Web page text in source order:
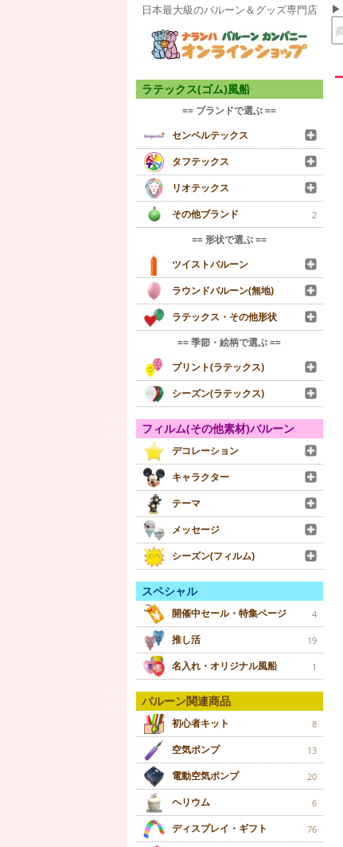
日本最大級のバルーン＆グッズ専門店
ラテックス(ゴム)風船
== ブランドで選ぶ ==
センペルテックス
タフテックス
リオテックス
その他ブランド
2
== 形状で選ぶ ==
ツイストバルーン
ラウンドバルーン(無地)
ラテックス・その他形状
== 季節・絵柄で選ぶ ==
プリント(ラテックス)
シーズン(ラテックス)
フィルム(その他素材)バルーン
デコレーション
キャラクター
テーマ
メッセージ
シーズン(フィルム)
スペシャル
開催中セール・特集ページ 4
推し活 19
名入れ・オリジナル風船 1
バルーン関連商品
初心者キット 8
空気ポンプ 13
電動空気ポンプ 20
ヘリウム 6
ディスプレイ・ギフト 76